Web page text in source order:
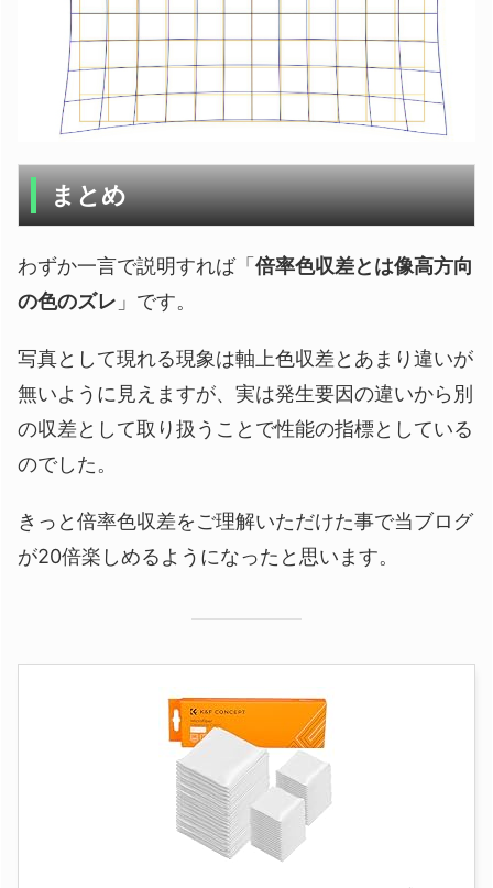
まとめ
わずか一言で説明すれば「 倍率色収差とは像高方向
の色のズレ 」です。
写真として現れる現象は軸上色収差とあまり違いが
無いように見えますが、実は発生要因の違いから別
の収差として取り扱うことで性能の指標としている
のでした。
きっと倍率色収差をご理解いただけた事で当ブログ
が20倍楽しめるようになったと思います。